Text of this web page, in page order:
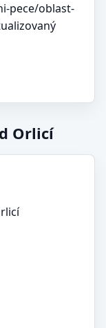
pece/oblast-
Orlicí